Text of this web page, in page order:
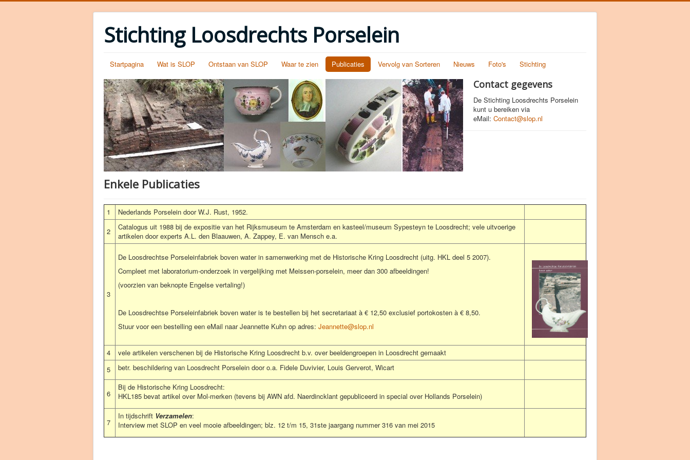
Stichting Loosdrechts Porselein
Startpagina Wat is SLOP Ontstaan van SLOP Waar te zien Publicaties Vervolg van Sorteren Nieuws Foto's Stichting
Contact gegevens
De Stichting Loosdrechts Porselein
kunt u bereiken via
eMail: Contact@slop.nl
Enkele Publicaties
1
Nederlands Porselein door W.J. Rust, 1952.
2
Catalogus uit 1988 bij de expositie van het Rijksmuseum te Amsterdam en kasteel/museum Sypesteyn te Loosdrecht; vele uitvoerige
artikelen door experts A.L. den Blaauwen, A. Zappey, E. van Mensch e.a.
3
De Loosdrechtse Porseleinfabriek boven water in samenwerking met de Historische Kring Loosdrecht (uitg. HKL deel 5 2007).
Compleet met laboratorium-onderzoek in vergelijking met Meissen-porselein, meer dan 300 afbeeldingen!
(voorzien van beknopte Engelse vertaling!)
De Loosdrechtse Porseleinfabriek boven water is te bestellen bij het secretariaat à € 12,50 exclusief portokosten à € 8,50.
Stuur voor een bestelling een eMail naar Jeannette Kuhn op adres: Jeannette@slop.nl
4
vele artikelen verschenen bij de Historische Kring Loosdrecht b.v. over beeldengroepen in Loosdrecht gemaakt
5
betr. beschildering van Loosdrecht Porselein door o.a. Fidele Duvivier, Louis Gerverot, Wicart
6
Bij de Historische Kring Loosdrecht:
HKL185 bevat artikel over Mol-merken (tevens bij AWN afd. Naerdincklant gepubliceerd in special over Hollands Porselein)
7
In tijdschrift Verzamelen:
Interview met SLOP en veel mooie afbeeldingen; blz. 12 t/m 15, 31ste jaargang nummer 316 van mei 2015